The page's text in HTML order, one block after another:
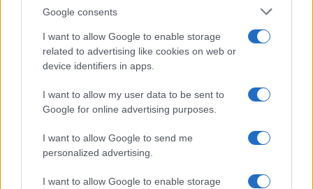
Google consents
I want to allow Google to enable storage
related to advertising like cookies on web or
device identifiers in apps.
I want to allow my user data to be sent to
Google for online advertising purposes.
I want to allow Google to send me
personalized advertising.
I want to allow Google to enable storage